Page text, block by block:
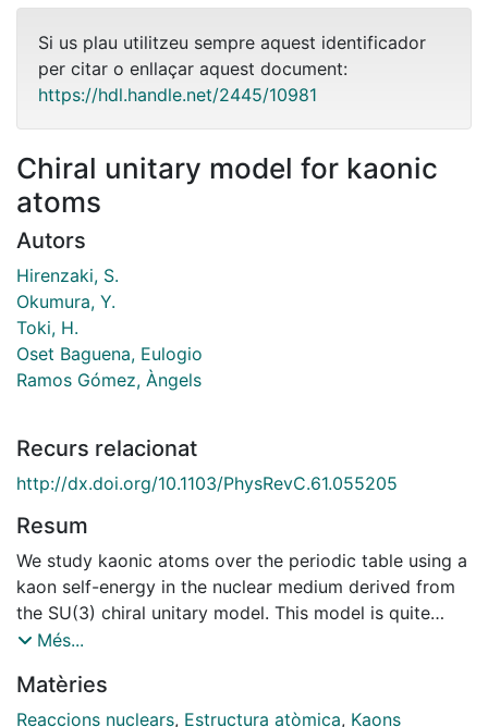
Si us plau utilitzeu sempre aquest identificador
per citar o enllaçar aquest document:
https://hdl.handle.net/2445/10981
Chiral unitary model for kaonic
atoms
Autors
Hirenzaki, S.
Okumura, Y.
Toki, H.
Oset Baguena, Eulogio
Ramos Gómez, Àngels
Recurs relacionat
http://dx.doi.org/10.1103/PhysRevC.61.055205
Resum
We study kaonic atoms over the periodic table using a
kaon self-energy in the nuclear medium derived from
the SU(3) chiral unitary model. This model is quite
successful in reproducing the scattering amplitude of
S
=
Més...
Matèries
Reaccions nuclears, Estructura atòmica, Kaons